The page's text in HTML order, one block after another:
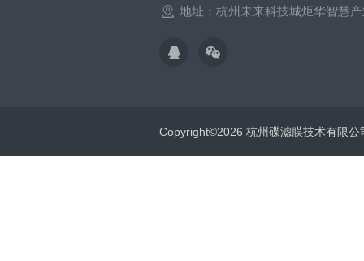
地址：杭州未来科技城炬华智慧
Copyright©2026 杭州碟滤膜技术有限